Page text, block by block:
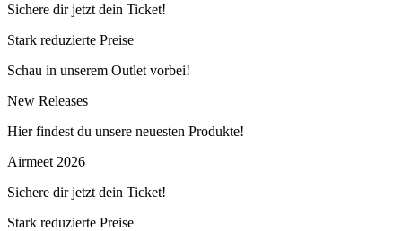
Sichere dir jetzt dein Ticket!
Stark reduzierte Preise
Schau in unserem Outlet vorbei!
New Releases
Hier findest du unsere neuesten Produkte!
Airmeet 2026
Sichere dir jetzt dein Ticket!
Stark reduzierte Preise